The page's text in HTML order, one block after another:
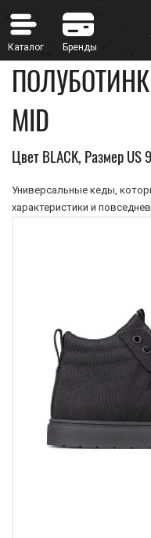
MID
Цвет BLACK, Размер US 9
Универсальные кеды,
характеристики и